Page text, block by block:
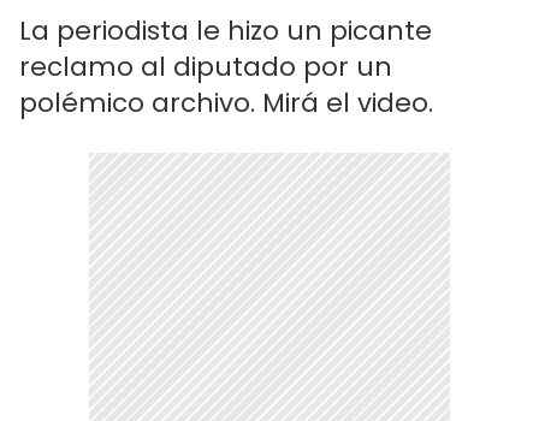
La periodista le hizo un picante
reclamo al diputado por un
polémico archivo. Mirá el video.